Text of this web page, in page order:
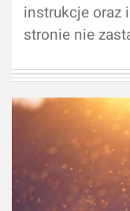
instrukcje oraz
stronie nie
zawartych na